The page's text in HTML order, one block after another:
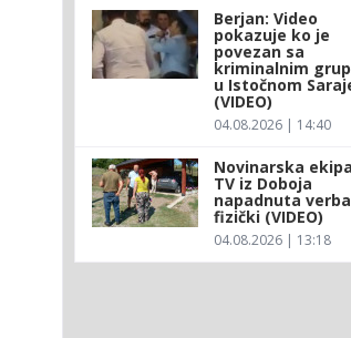
Berjan: Video
pokazuje ko je
povezan sa
kriminalnim
u Istočnom
(VIDEO)
04.08.2026 | 14:40
Novinarska
TV iz Doboja
napadnuta
fizički (VIDEO)
04.08.2026 | 13:18